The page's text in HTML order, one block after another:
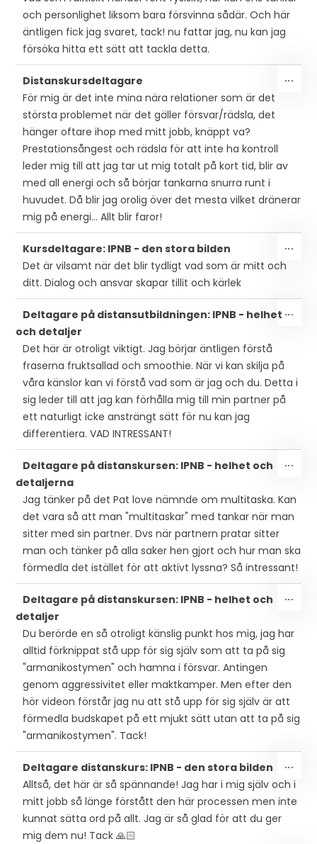
och personlighet liksom bara försvinna sådär. Och här
äntligen fick jag svaret, tack! nu fattar jag, nu kan jag
försöka hitta ett sätt att tackla detta.
Distanskursdeltagare
För mig är det inte mina nära relationer som är det
största problemet när det gäller försvar/rädsla, det
hänger oftare ihop med mitt jobb, knäppt va?
Prestationsångest och rädsla för att inte ha kontroll
leder mig till att jag tar ut mig totalt på kort tid, blir av
med all energi och så börjar tankarna snurra runt i
huvudet. Då blir jag orolig över det mesta vilket dränerar
mig på energi... Allt blir faror!
...
Kursdeltagare: IPNB - den stora bilden
Det är vilsamt när det blir tydligt vad som är mitt och
ditt. Dialog och ansvar skapar tillit och kärlek
...
Deltagare på distansutbildningen: IPNB - helhet
och detaljer
Det här är otroligt viktigt. Jag börjar äntligen förstå
fraserna fruktsallad och smoothie. När vi kan skilja på
våra känslor kan vi förstå vad som är jag och du. Detta i
sig leder till att jag kan förhålla mig till min partner på
ett naturligt icke ansträngt sätt för nu kan jag
differentiera. VAD INTRESSANT!
...
Deltagare på distanskursen: IPNB - helhet och
detaljerna
Jag tänker på det Pat love nämnde om multitaska. Kan
det vara så att man "multitaskar" med tankar när man
sitter med sin partner. Dvs när partnern pratar sitter
man och tänker på alla saker hen gjort och hur man ska
förmedla det istället för att aktivt lyssna? Så intressant!
...
Deltagare på distanskursen: IPNB - helhet och
detaljer
Du berörde en så otroligt känslig punkt hos mig, jag har
alltid förknippat stå upp för sig själv som att ta på sig
"armanikostymen" och hamna i försvar. Antingen
genom aggressivitet eller maktkamper. Men efter den
hör videon förstår jag nu att stå upp för sig själv är att
förmedla budskapet på ett mjukt sätt utan att ta på sig
"armanikostymen". Tack!
...
Deltagare distanskurs: IPNB - den stora bilden
Alltså, det här är så spännande! Jag har i mig själv och i
mitt jobb så länge förstått den här processen men inte
kunnat sätta ord på allt. Jag är så glad för att du ger
mig dem nu! Tack 🙏🏻
...